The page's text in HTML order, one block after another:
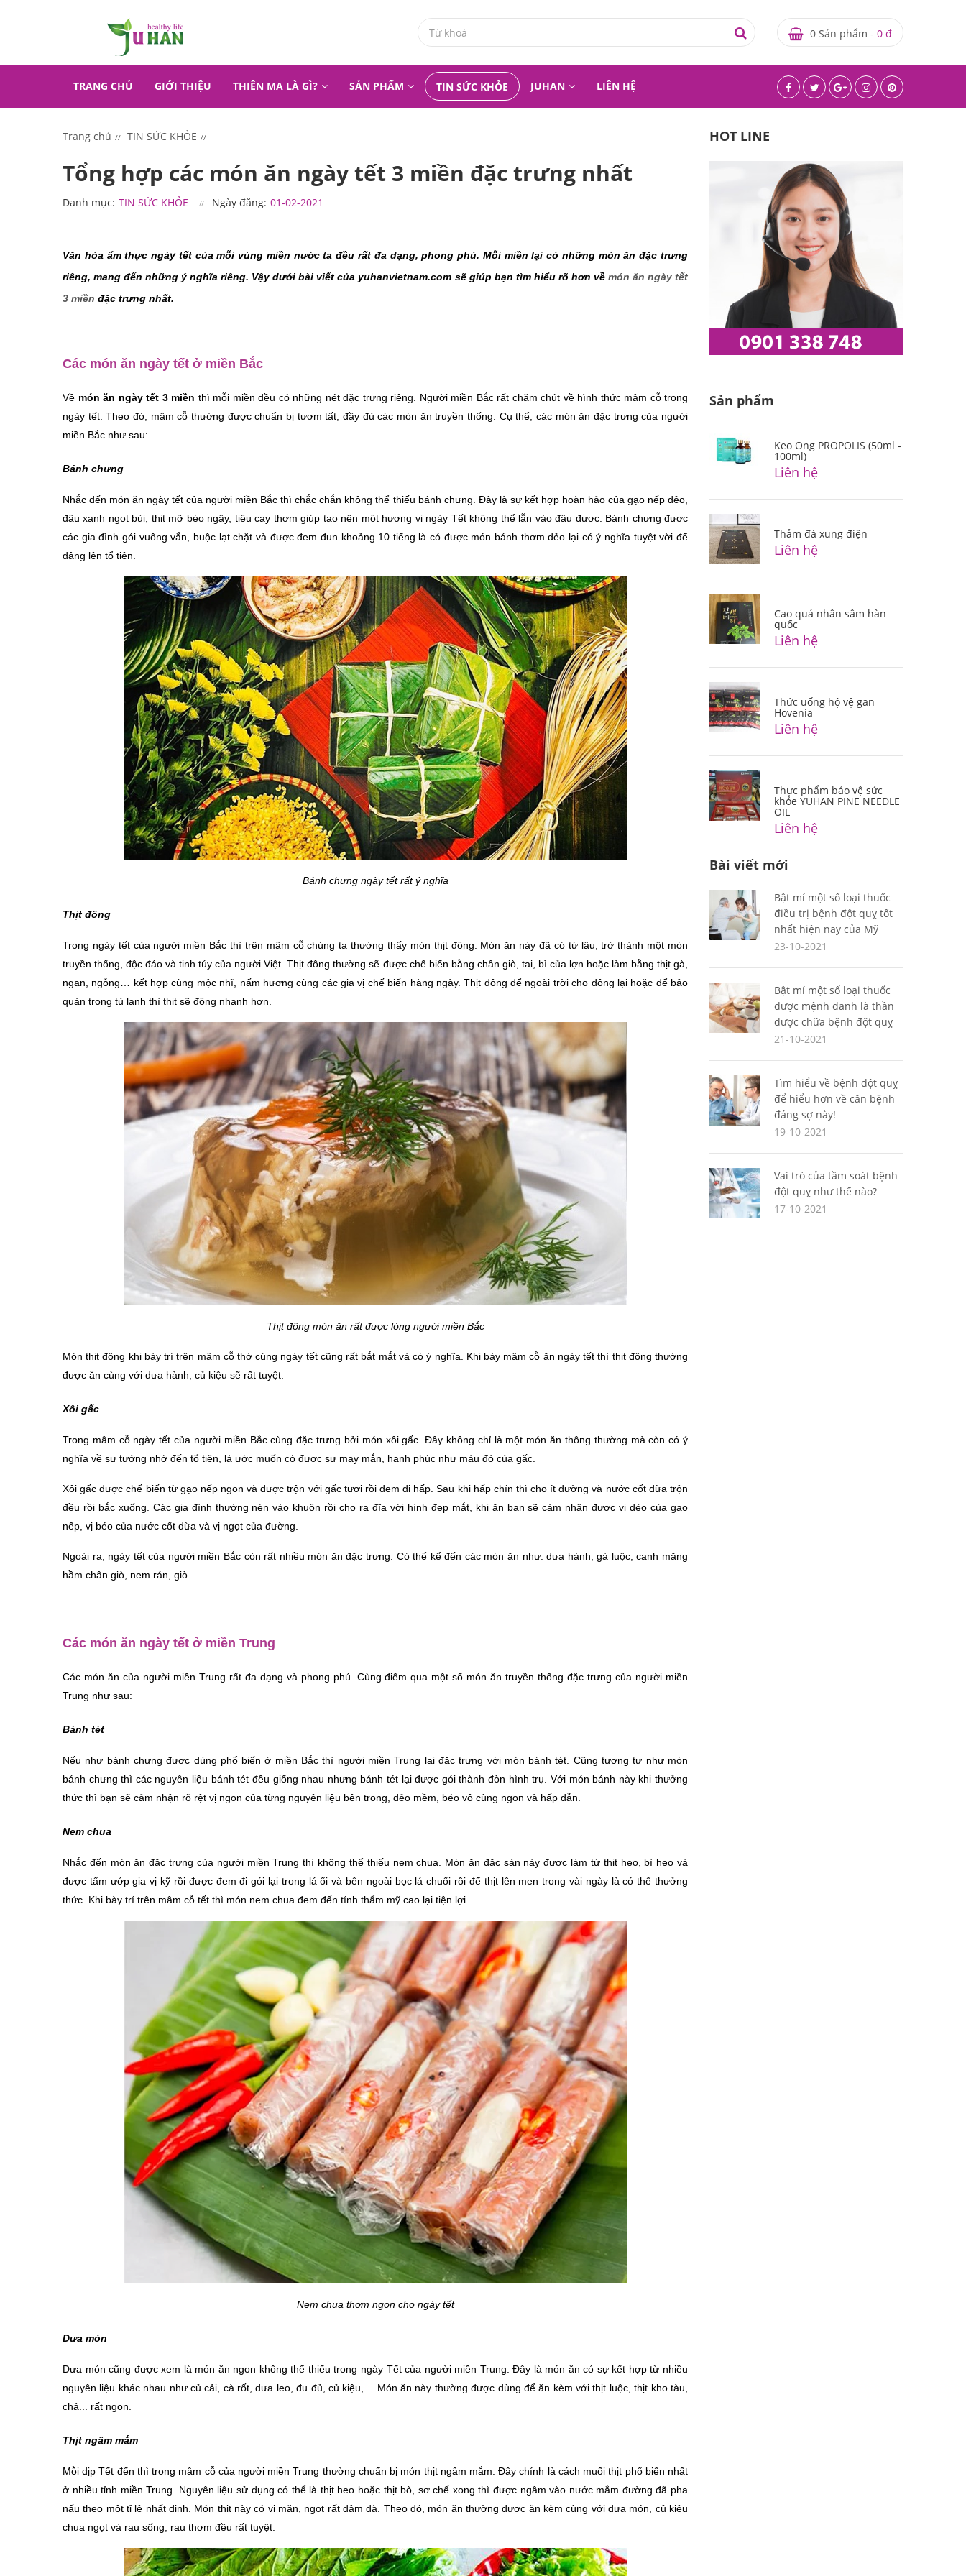
0 Sản phẩm - 0 đ
TRANG CHỦ GIỚI THIỆU THIÊN MA LÀ GÌ? SẢN PHẨM TIN SỨC KHỎE JUHAN LIÊN HỆ
Trang chủ TIN SỨC KHỎE
Tổng hợp các món ăn ngày tết 3 miền đặc trưng nhất
Danh mục: TIN SỨC KHỎE Ngày đăng: 01-02-2021
Văn hóa ẩm thực ngày tết của mỗi vùng miền nước ta đều rất đa dạng, phong phú. Mỗi miền lại có những món ăn đặc trưng
riêng, mang đến những ý nghĩa riêng. Vậy dưới bài viết của yuhanvietnam.com sẽ giúp bạn tìm hiểu rõ hơn về món ăn ngày tết
3 miền đặc trưng nhất.
Các món ăn ngày tết ở miền Bắc
Về món ăn ngày tết 3 miền thì mỗi miền đều có những nét đặc trưng riêng. Người miền Bắc rất chăm chút về hình thức mâm cỗ trong
ngày tết. Theo đó, mâm cỗ thường được chuẩn bị tươm tất, đầy đủ các món ăn truyền thống. Cụ thể, các món ăn đặc trưng của người
miền Bắc như sau:
Bánh chưng
Nhắc đến món ăn ngày tết của người miền Bắc thì chắc chắn không thể thiếu bánh chưng. Đây là sự kết hợp hoàn hảo của gạo nếp dẻo,
đậu xanh ngọt bùi, thịt mỡ béo ngậy, tiêu cay thơm giúp tạo nên một hương vị ngày Tết không thể lẫn vào đâu được. Bánh chưng được
các gia đình gói vuông vắn, buộc lạt chặt và được đem đun khoảng 10 tiếng là có được món bánh thơm dẻo lại có ý nghĩa tuyệt vời để
dâng lên tổ tiên.
Bánh chưng ngày tết rất ý nghĩa
Thịt đông
Trong ngày tết của người miền Bắc thì trên mâm cỗ chúng ta thường thấy món thịt đông. Món ăn này đã có từ lâu, trở thành một món
truyền thống, độc đáo và tinh túy của người Việt. Thịt đông thường sẽ được chế biến bằng chân giò, tai, bì của lợn hoặc làm bằng thịt gà,
ngan, ngỗng… kết hợp cùng mộc nhĩ, nấm hương cùng các gia vị chế biến hàng ngày. Thịt đông để ngoài trời cho đông lại hoặc để bảo
quản trong tủ lạnh thì thịt sẽ đông nhanh hơn.
Thịt đông món ăn rất được lòng người miền Bắc
Món thịt đông khi bày trí trên mâm cỗ thờ cúng ngày tết cũng rất bắt mắt và có ý nghĩa. Khi bày mâm cỗ ăn ngày tết thì thịt đông thường
được ăn cùng với dưa hành, củ kiệu sẽ rất tuyệt.
Xôi gấc
Trong mâm cỗ ngày tết của người miền Bắc cùng đặc trưng bởi món xôi gấc. Đây không chỉ là một món ăn thông thường mà còn có ý
nghĩa về sự tưởng nhớ đến tổ tiên, là ước muốn có được sự may mắn, hạnh phúc như màu đỏ của gấc.
Xôi gấc được chế biến từ gạo nếp ngon và được trộn với gấc tươi rồi đem đi hấp. Sau khi hấp chín thì cho ít đường và nước cốt dừa trộn
đều rồi bắc xuống. Các gia đình thường nén vào khuôn rồi cho ra đĩa với hình đẹp mắt, khi ăn bạn sẽ cảm nhận được vị dẻo của gạo
nếp, vị béo của nước cốt dừa và vị ngọt của đường.
Ngoài ra, ngày tết của người miền Bắc còn rất nhiều món ăn đặc trưng. Có thể kể đến các món ăn như: dưa hành, gà luộc, canh măng
hầm chân giò, nem rán, giò...
Các món ăn ngày tết ở miền Trung
Các món ăn của người miền Trung rất đa dạng và phong phú. Cùng điểm qua một số món ăn truyền thống đặc trưng của người miền
Trung như sau:
Bánh tét
Nếu như bánh chưng được dùng phổ biến ở miền Bắc thì người miền Trung lại đặc trưng với món bánh tét. Cũng tương tự như món
bánh chưng thì các nguyên liệu bánh tét đều giống nhau nhưng bánh tét lại được gói thành đòn hình trụ. Với món bánh này khi thưởng
thức thì bạn sẽ cảm nhận rõ rệt vị ngon của từng nguyên liệu bên trong, dẻo mềm, béo vô cùng ngon và hấp dẫn.
Nem chua
Nhắc đến món ăn đặc trưng của người miền Trung thì không thể thiếu nem chua. Món ăn đặc sản này được làm từ thịt heo, bì heo và
được tẩm ướp gia vị kỹ rồi được đem đi gói lại trong lá ổi và bên ngoài bọc lá chuối rồi để thịt lên men trong vài ngày là có thể thưởng
thức. Khi bày trí trên mâm cỗ tết thì món nem chua đem đến tính thẩm mỹ cao lại tiện lợi.
Nem chua thơm ngon cho ngày tết
Dưa món
Dưa món cũng được xem là món ăn ngon không thể thiếu trong ngày Tết của người miền Trung. Đây là món ăn có sự kết hợp từ nhiều
nguyên liệu khác nhau như củ cải, cà rốt, dưa leo, đu đủ, củ kiệu,… Món ăn này thường được dùng để ăn kèm với thịt luộc, thịt kho tàu,
chả... rất ngon.
Thịt ngâm mắm
Mỗi dịp Tết đến thì trong mâm cỗ của người miền Trung thường chuẩn bị món thịt ngâm mắm. Đây chính là cách muối thịt phổ biến nhất
ở nhiều tỉnh miền Trung. Nguyên liệu sử dụng có thể là thịt heo hoặc thịt bò, sơ chế xong thì được ngâm vào nước mắm đường đã pha
nấu theo một tỉ lệ nhất định. Món thịt này có vị mặn, ngọt rất đậm đà. Theo đó, món ăn thường được ăn kèm cùng với dưa món, củ kiệu
chua ngọt và rau sống, rau thơm đều rất tuyệt.
HOT LINE
Sản phẩm
Keo Ong PROPOLIS (50ml -
100ml)
Liên hệ
Thảm đá xung điện
Liên hệ
Cao quả nhân sâm hàn
quốc
Liên hệ
Thức uống hộ vệ gan
Hovenia
Liên hệ
Thực phẩm bảo vệ sức
khỏe YUHAN PINE NEEDLE
OIL
Liên hệ
Bài viết mới
Bật mí một số loại thuốc
điều trị bệnh đột quỵ tốt
nhất hiện nay của Mỹ
23-10-2021
Bật mí một số loại thuốc
được mệnh danh là thần
dược chữa bệnh đột quỵ
21-10-2021
Tìm hiểu về bệnh đột quỵ
để hiểu hơn về căn bệnh
đáng sợ này!
19-10-2021
Vai trò của tầm soát bệnh
đột quỵ như thế nào?
17-10-2021